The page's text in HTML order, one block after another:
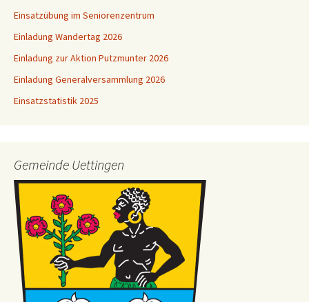
Einsatzübung im Seniorenzentrum
Einladung Wandertag 2026
Einladung zur Aktion Putzmunter 2026
Einladung Generalversammlung 2026
Einsatzstatistik 2025
Gemeinde Uettingen